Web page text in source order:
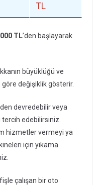
TL
TL’den başlayarak
büyüklüğü ve
değişiklik gösterir.
devredebilir veya
edebilirsiniz.
hizmetler vermeyi ya
için yıkama
çalışan bir oto